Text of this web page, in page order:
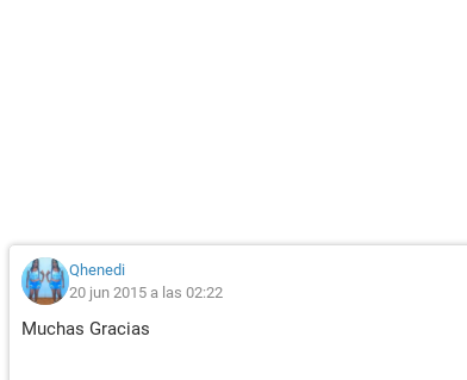
Qhenedi
20 jun 2015 a las 02:22
Muchas Gracias